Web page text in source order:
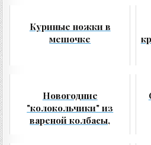
Куриные ножки в
мешочке
Новогодние
"колокольчики" из
вареной колбасы,